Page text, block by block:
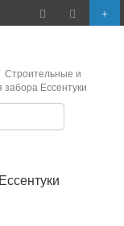
Строительные и
Ессентуки